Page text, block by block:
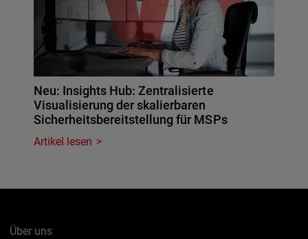
Neu: Insights Hub: Zentralisierte
Visualisierung der skalierbaren
Sicherheitsbereitstellung für MSPs
Artikel lesen
Über uns